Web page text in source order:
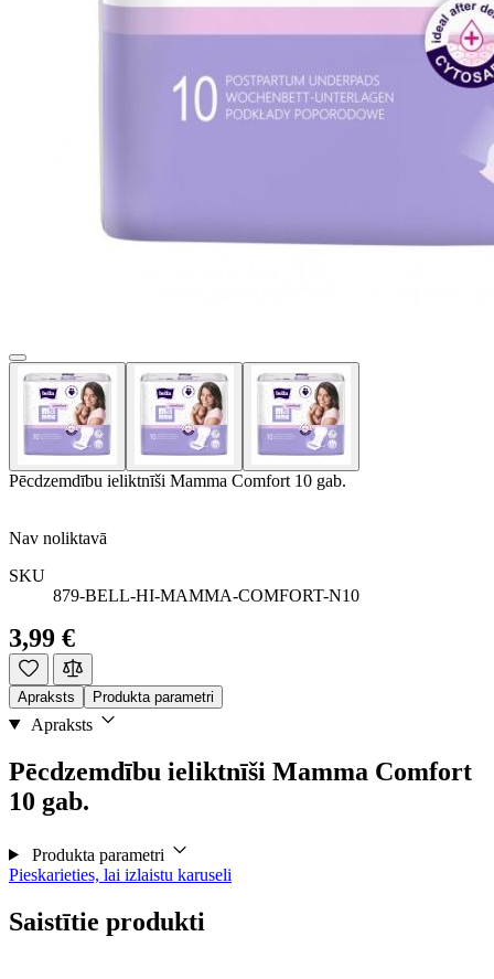
Pēcdzemdību ieliktnīši Mamma Comfort 10 gab.
Nav noliktavā
SKU
879-BELL-HI-MAMMA-COMFORT-N10
3,99 €
Apraksts Produkta parametri
Apraksts
Pēcdzemdību ieliktnīši Mamma Comfort
10 gab.
Produkta parametri
Pieskarieties, lai izlaistu karuseli
Saistītie produkti